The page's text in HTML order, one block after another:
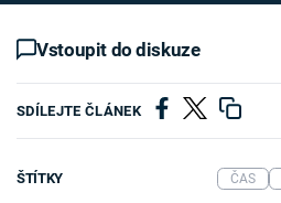
Vstoupit do diskuze
SDÍLEJTE ČLÁNEK
ŠTÍTKY ČAS